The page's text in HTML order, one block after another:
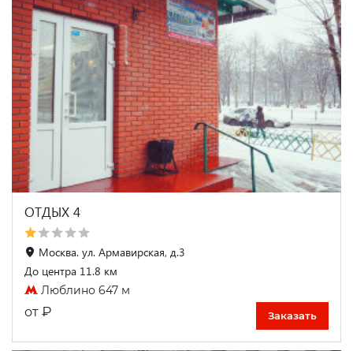
ОТДЫХ 4
Москва. ул. Армавирская, д.3
До центра 11.8 км
Люблино 647 м
от ₽ Заказать